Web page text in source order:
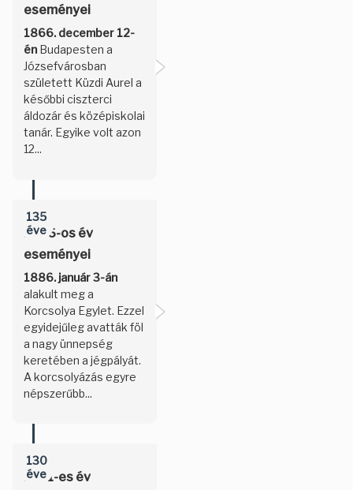
eseményei
1866. december 12-
énBudapesten a
Józsefvárosban
született Küzdi Aurel a
későbbi ciszterci
áldozár és középiskolai
tanár. Egyike volt azon
12...
135
éve
1886-os év
eseményei
1886. január 3-án
alakult meg a
Korcsolya Egylet. Ezzel
egyidejűleg avatták föl
a nagy ünnepség
keretében a jégpályát.
A korcsolyázás egyre
népszerűbb...
130
éve
1891-es év